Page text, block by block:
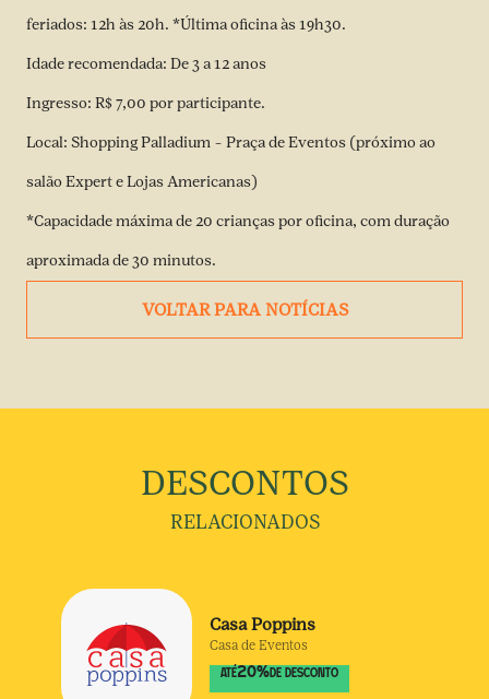
feriados: 12h às 20h. *Última oficina às 19h30.
Idade recomendada: De 3 a 12 anos
Ingresso: R$ 7,00 por participante.
Local: Shopping Palladium – Praça de Eventos (próximo ao
salão Expert e Lojas Americanas)
*Capacidade máxima de 20 crianças por oficina, com duração
aproximada de 30 minutos.
VOLTAR PARA NOTÍCIAS
DESCONTOS
RELACIONADOS
Casa Poppins
Casa de Eventos
ATÉ20% DE DESCONTO